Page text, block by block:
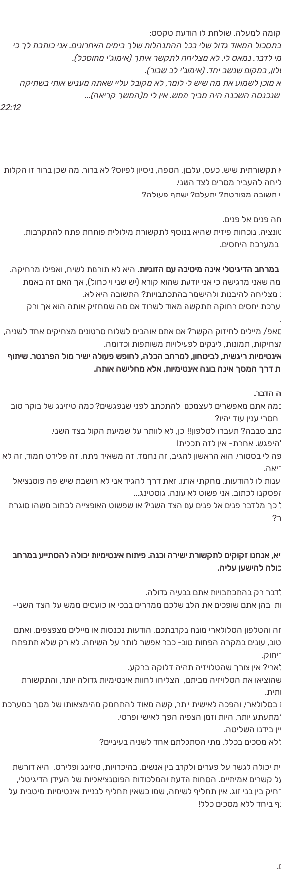
בקומה למעלה. שולחת לו הודעת טקסט:
המאוד גדול שלי בכל ההתנהלות שלך בימים האחרונים. אני כותבת לך כי
מי לדבר. נמאס לי. לא מצליחה לתקשר איתך (אימוג'י מתוסכל).
במקום שנשב יחד. (אימוג'י לב שבור).
מוכן לשמוע את מה שיש לי לומר, לא מקובל עליי שאתה מעניש אותי בשתיקה
השכנה היה מביך ממש. אין לי מ(המשך קריאה)...
22:12
שיש. כעס, עלבון, הטפה, ניסיון לפיוס? לא ברור. מה שכן ברור זו הקלות
להעביר מסרים לצד השני.
תשובה מפורטת? יתעלם? ישתף פעולה?
פנים אל פנים.
נוכחות פיזית שהיא בנוסף לתקשורת מילולית פותחת פתח להתקרבות,
במערכת היחסים.
במרחב הדיגיטלי אינה מיטיבה עם הזוגיות. היא לא תורמת לשיח, ואפילו מרחיקה.
שאני מרגישה כי אני יודעת שהוא קורא (יש שני וי כחול), אך האם זה באמת
להיבנות ולהישמר בהתכתבויות? התשובה היא לא.
יחסים רחוקה תתקשה מאוד לשרוד אם מה שמחזיק אותה הוא אך ורק
מיילים לחיזוק הקשר? אם אתם אוהבים לשלוח סרטונים מצחיקים אחד לשניה,
תמונות, לינקים לפעילויות משותפות וכדומה.
ריגשית, לביטחון, למרחב הכלה, לחופש פעולה ישיר מול הפרנטר. שיתוף
דרך המסך אינה בונה אינטימיות, אלא מחלישה אותה.
הדבר.
אתם מאפשרים לעצמכם  להתכתב לפני שנפגשים? כמה טיזינג של בוקר טוב
ענין עוד יהיו?
סבבה? תעברו לטלפון!!! כן, לא לוותר על שמיעת הקול בצד השני.
אחרת- אין לזה תכלית!
לי בסטורי, הוא הראשון להגיב, זה נחמד, זה משאיר מתח, זה פלירט חמוד, זה לא
לו להודעות. מחקתי אותו. זאת דרך להגיד אני לא חושבת שיש פה פוטנציאל
לכתוב. אני פשוט לא עונה. גוסטינג...
מלדבר פנים אל פנים עם הצד השני? או שפשוט האופצייה לכתוב משהו סוגרת
אנחנו זקוקים לתקשורת ישירה וכנה. פיתוח אינטימיות יכולה להסתייע במרחב
להישען עליה.
רק בהתכתבויות אתם בבעיה גדולה.
בהן אתם שופכים את הלב שלכם ממררים בבכי או כועסים ממש על הצד השני-
והטלפון הסלולארי מונח בקרבתכם, הודעות נכנסות או מיילים מצפצפים, ואתם
עונים במקרה הפחות טוב- כבר אפשר לותר על השיחה. לא רק שלא תתפתח
אין צורך שהטלויזיה תהיה דלוקה ברקע.
את הטלויזיה מביתם,  הצליחו לחוות אינטימיות גדולה יותר, והתקשורת
בסלולארי, והפכה לאישית יותר, קשה מאוד להתחמק מהימצאותו של מסך במערכת
יותר, היות וזמן הצפיה הפך לאישי ופרטי.
בידנו השליטה.
ללא מסכים בכלל. מתי הסתכלתם אחד לשניה בעיניים?
יכולה לגשר על פערים ולקרב בין אנשים, בהיכרויות, טיזינג ופלירט,  היא דורשת
קשרים אמיתיים. הסחות הדעת והמלכודות הפוטנציאליות של העידן הדיגיטלי,
בין בני זוג. אין תחליף לשיחה, שמו כשאין תחליף לבניית אינטימיות מיטבית על
ביחד ללא מסכים כלל!